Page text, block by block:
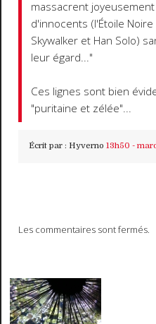
massacrent
d'innocents (l'Étoile
Skywalker et Han Solo)
leur égard..."
Ces lignes sont bien
"puritaine et zélée"...
Écrit par : Hyverno 13h50 -
Les commentaires sont fermés.